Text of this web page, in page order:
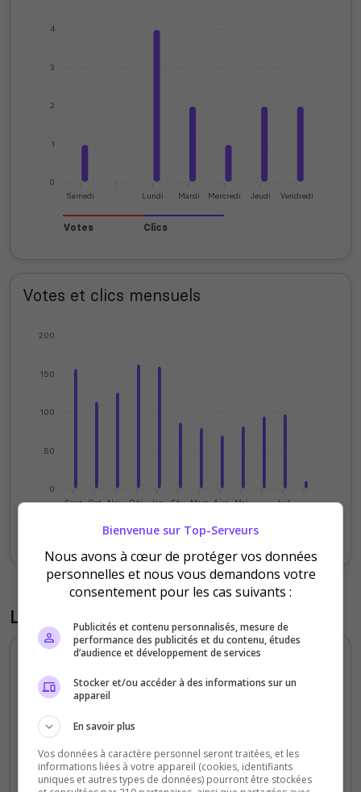
0
1
2
3
4
Samedi Lundi Mardi Mercredi Jeudi Vendredi
Votes Clics
Votes et clics mensuels
0
50
100
150
200
Sept Oct Nov Déc Jan Fév Mars Avr Mai Juil
Clics
Liste des avis du serveur
5/5
il y a 2 ans
Staff du serveur
Ambiance
Bienvenue sur Top-Serveurs
Nous avons à cœur de protéger vos données
personnelles et nous vous demandons votre
consentement pour les cas suivants :
Publicités et contenu personnalisés, mesure de
performance des publicités et du contenu, études
d’audience et développement de services
Stocker et/ou accéder à des informations sur un
appareil
En savoir plus
Vos données à caractère personnel seront traitées, et les
informations liées à votre appareil (cookies, identifiants
uniques et autres types de données) pourront être stockées